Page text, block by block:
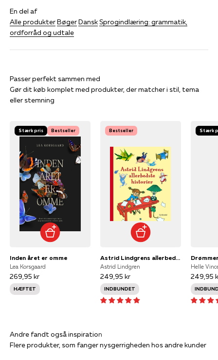
En del af
Alle produkterBøgerDanskSprogindlæring: grammatik,
ordforråd og udtale
Gør dit køb komplet med produkter, der matcher i stil, tema
eller stemning
Stærk pris Bestseller
Inden året er omme
Lea Korsgaard
269,95 kr
HÆFTET
Bestseller
Astrid Lindgrens allerbedste historier
Astrid Lindgren
249,95 kr
INDBUNDET
Stærk
Helle
249,95
Flere produkter, som fanger nysgerrigheden hos andre kunder